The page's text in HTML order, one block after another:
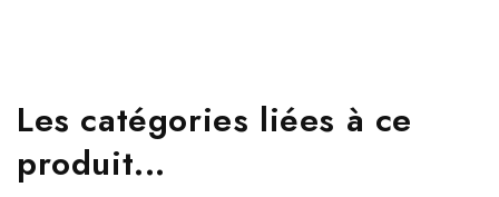
Les catégories liées à ce
produit...